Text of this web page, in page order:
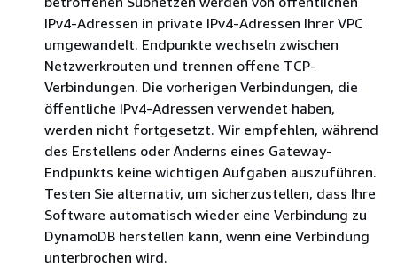
IPv4-Adressen in private IPv4-Adressen Ihrer VPC
umgewandelt. Endpunkte wechseln zwischen
Netzwerkrouten und trennen offene TCP-
Verbindungen. Die vorherigen Verbindungen, die
öffentliche IPv4-Adressen verwendet haben,
werden nicht fortgesetzt. Wir empfehlen, während
des Erstellens oder Änderns eines Gateway-
Endpunkts keine wichtigen Aufgaben auszuführen.
Testen Sie alternativ, um sicherzustellen, dass Ihre
Software automatisch wieder eine Verbindung zu
DynamoDB herstellen kann, wenn eine Verbindung
unterbrochen wird.